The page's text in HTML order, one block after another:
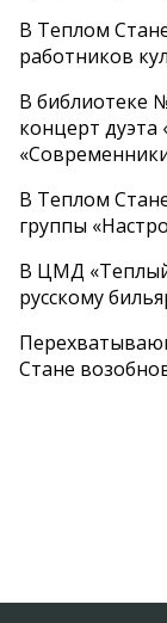
В Теплом
работников
В библиотеке
концерт
В Теплом
группы
В ЦМД «Теплый
русскому
Стане